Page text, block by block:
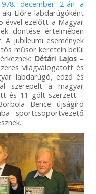
december 2-án a
Előre labdarúgóként
évvel ezelőtt a Magyar
döntése értelmében
jubileumi események
műsor keretein belül
Détári Lajos –
világválogatott és
labdarúgó, edző és
szerepelt a magyar
és 11 gólt szerzett –
Bence újságíró
sportcsoportvezető